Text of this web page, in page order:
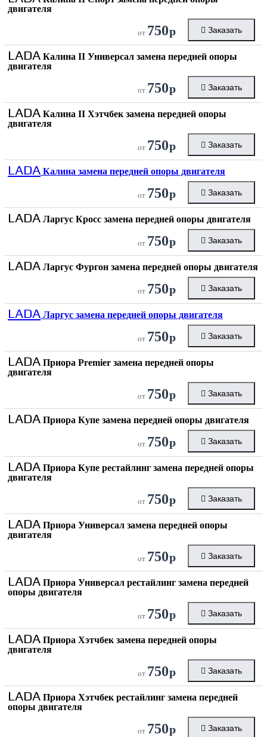
двигателя
от 750р Заказать
LADA Калина II Универсал замена передней опоры
двигателя
от 750р Заказать
LADA Калина II Хэтчбек замена передней опоры
двигателя
от 750р Заказать
LADA Калина замена передней опоры двигателя
от 750р Заказать
LADA Ларгус Кросс замена передней опоры двигателя
от 750р Заказать
LADA Ларгус Фургон замена передней опоры двигателя
от 750р Заказать
LADA Ларгус замена передней опоры двигателя
от 750р Заказать
LADA Приора Premier замена передней опоры
двигателя
от 750р Заказать
LADA Приора Купе замена передней опоры двигателя
от 750р Заказать
LADA Приора Купе рестайлинг замена передней опоры
двигателя
от 750р Заказать
LADA Приора Универсал замена передней опоры
двигателя
от 750р Заказать
LADA Приора Универсал рестайлинг замена передней
опоры двигателя
от 750р Заказать
LADA Приора Хэтчбек замена передней опоры
двигателя
от 750р Заказать
LADA Приора Хэтчбек рестайлинг замена передней
опоры двигателя
от 750р Заказать